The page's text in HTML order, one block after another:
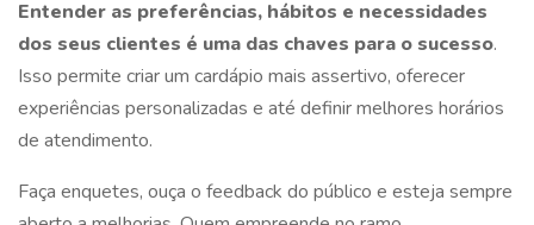
Entender as preferências, hábitos e necessidades
dos seus clientes é uma das chaves para o sucesso.
Isso permite criar um cardápio mais assertivo, oferecer
experiências personalizadas e até definir melhores horários
de atendimento.
Faça enquetes, ouça o feedback do público e esteja sempre